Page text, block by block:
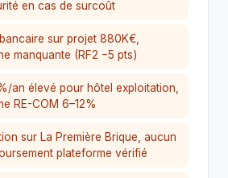
en cas de surcoût
sur projet 880K€,
manquante (RF2 −5 pts)
an élevé pour hôtel exploitation,
RE-COM 6–12%
sur La Première Brique, aucun
plateforme vérifié